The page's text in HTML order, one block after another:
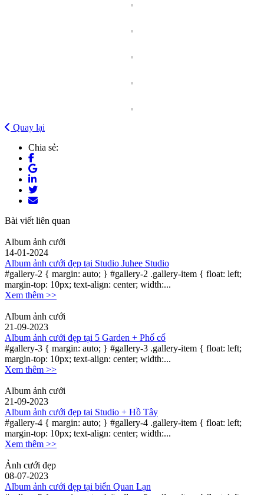
Quay lại
Chia sẻ:
Bài viết liên quan
Album ảnh cưới
14-01-2024
Album ảnh cưới đẹp tại Studio Juhee Studio
#gallery-2 { margin: auto; } #gallery-2 .gallery-item { float: left;
margin-top: 10px; text-align: center; width:...
Xem thêm >>
Album ảnh cưới
21-09-2023
Album ảnh cưới đẹp tại 5 Garden + Phố cổ
#gallery-3 { margin: auto; } #gallery-3 .gallery-item { float: left;
margin-top: 10px; text-align: center; width:...
Xem thêm >>
Album ảnh cưới
21-09-2023
Album ảnh cưới đẹp tại Studio + Hồ Tây
#gallery-4 { margin: auto; } #gallery-4 .gallery-item { float: left;
margin-top: 10px; text-align: center; width:...
Xem thêm >>
Ảnh cưới đẹp
08-07-2023
Album ảnh cưới đẹp tại biển Quan Lạn